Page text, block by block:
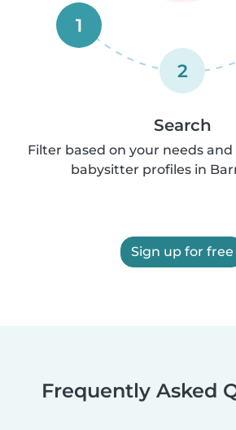
1
2
Search
Filter based on your needs
babysitter profiles in
Sign up for free
Frequently Asked